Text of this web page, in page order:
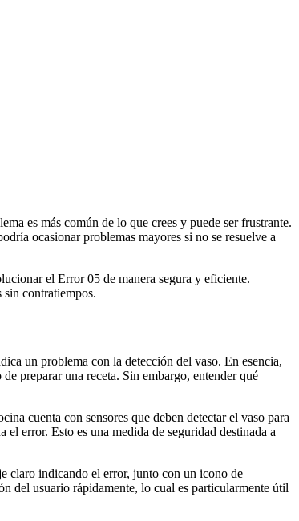
es más común de lo que crees y puede ser frustrante.
ocasionar problemas mayores si no se resuelve a
el Error 05 de manera segura y eficiente.
sin contratiempos.
un problema con la detección del vaso. En esencia,
preparar una receta. Sin embargo, entender qué
cuenta con sensores que deben detectar el vaso para
el error. Esto es una medida de seguridad destinada a
claro indicando el error, junto con un icono de
del usuario rápidamente, lo cual es particularmente útil